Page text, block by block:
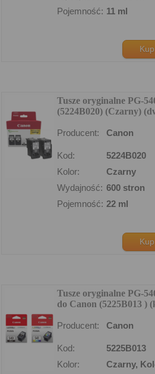
Pojemność: 11 ml
Tusze oryginalne PG-
(5224B020) (Czarny)
Producent: Canon
Kod:
5224B020
Kolor:
Czarny
Wydajność: 600 stron
Pojemność: 22 ml
Tusze oryginalne PG-
do Canon (5225B013 )
Producent: Canon
Kod:
5225B013
Kolor:
Czarny,